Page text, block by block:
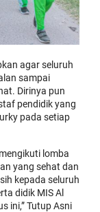
agar seluruh
sampai
Dirinya pun
pendidik yang
pada setiap
lomba
yang sehat dan
kepada seluruh
didik MIS Al
ini,” Tutup Asni